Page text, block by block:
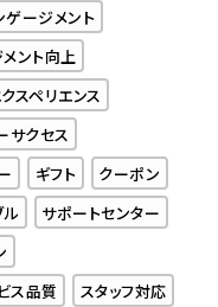
ゲージメント
ント向上
スペリエンス
サクセス
ギフト
クーポン
ル
サポートセンター
ス品質
スタッフ対応